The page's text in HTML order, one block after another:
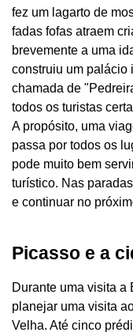
fez um lagarto de
fadas fofas atraem
brevemente a uma
construiu um palácio
chamada de
todos os turistas
A propósito, uma
passa por todos os
pode muito bem
turístico. Nas
e continuar no
Picasso e a
Durante uma visita a
planejar uma visita
Velha. Até cinco